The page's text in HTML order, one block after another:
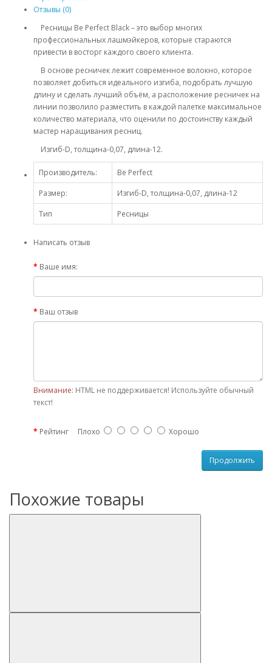
Отзывы (0)
Ресницы Be Perfect Black – это выбор многих
профессиональных лашмэйкеров, которые стараются
привести в восторг каждого своего клиента.
В основе ресничек лежит современное волокно, которое
позволяет добиться идеального изгиба, подобрать лучшую
длину и сделать лучший объём, а расположение ресничек на
линии позволило разместить в каждой палетке максимальное
количество материала, что оценили по достоинству каждый
мастер наращивания ресниц.
Изгиб-D, толщина-0,07, длина-12.
Производитель:
Be Perfect
Размер:
Изгиб-D, толщина-0,07, длина-12
Тип
Ресницы
Написать отзыв
Ваше имя:
Ваш отзыв
Внимание: HTML не поддерживается! Используйте обычный
текст!
Рейтинг Плохо Хорошо
Продолжить
Похожие товары